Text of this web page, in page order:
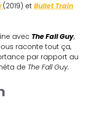
(2019) etBullet Train
avec The Fall Guy,
raconte tout ça,
par rapport au
de The Fall Guy.